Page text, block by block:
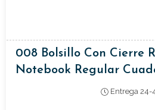
008 Bolsillo Con Cierre
Notebook Regular
Entrega 24-